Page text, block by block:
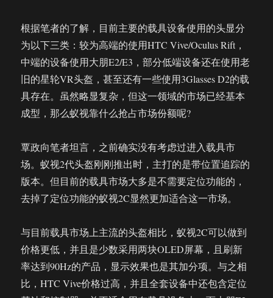
根据笔者的了解，目前主要的载具设备使用的头显分
为以下三类：较为高端的使用HTC Vive/Oculus Rift，
中端的设备使用大朋E2/E3，部分低端设备还在使用老
旧的星轮VR头盔，甚至还有一些使用3Glasses D2的载
具存在。虽然略显复杂，但这一领域的市场已经基本
成型，那么蚁视靠什么抢占市场份额呢?
覃政向笔者坦言，之前确实没有考虑过进入载具市
场。蚁视2代头盔刚刚推出时，主打的是带位置追踪的
版本。但目前的载具市场大多是不需要定位功能的，
去掉了定位功能的蚁视2C显然更加适合这一市场。
与目前载具市场上主流的头盔相比，蚁视2C可以做到
价格更低，并且是少数采用两块OLED屏幕，且刷新
率达到90Hz的产品，显示效果也是其加分项。与之相
比，HTC Vive价格过高，并且全套设备中还包含定位